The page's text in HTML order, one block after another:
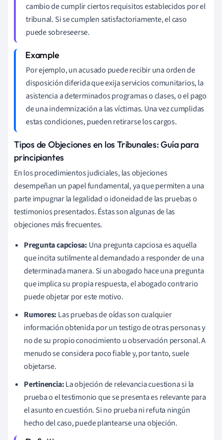
cambio de cumplir ciertos requisitos establecidos por el
tribunal. Si se cumplen satisfactoriamente, el caso
puede sobreseerse.
Por ejemplo, un acusado puede recibir una orden de
disposición diferida que exija servicios comunitarios, la
asistencia a determinados programas o clases, o el pago
de una indemnización a las víctimas. Una vez cumplidas
estas condiciones, pueden retirarse los cargos.
Tipos de Objeciones en los Tribunales: Guía para
principiantes
En los procedimientos judiciales, las objeciones
desempeñan un papel fundamental, ya que permiten a una
parte impugnar la legalidad o idoneidad de las pruebas o
testimonios presentados. Éstas son algunas de las
objeciones más frecuentes.
Pregunta capciosa: Una pregunta capciosa es aquella
que incita sutilmente al demandado a responder de una
determinada manera. Si un abogado hace una pregunta
que implica su propia respuesta, el abogado contrario
puede objetar por este motivo.
Rumores: Las pruebas de oídas son cualquier
información obtenida por un testigo de otras personas y
no de su propio conocimiento u observación personal. A
menudo se considera poco fiable y, por tanto, suele
objetarse.
Pertinencia:La objeción de relevancia cuestiona si la
prueba o el testimonio que se presenta es relevante para
el asunto en cuestión. Si no prueba ni refuta ningún
hecho del caso, puede plantearse una objeción.